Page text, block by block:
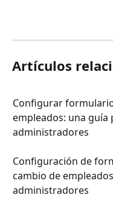
Artículos
Configurar
empleados: una guía
administradores
Configuración de
cambio de
administradores